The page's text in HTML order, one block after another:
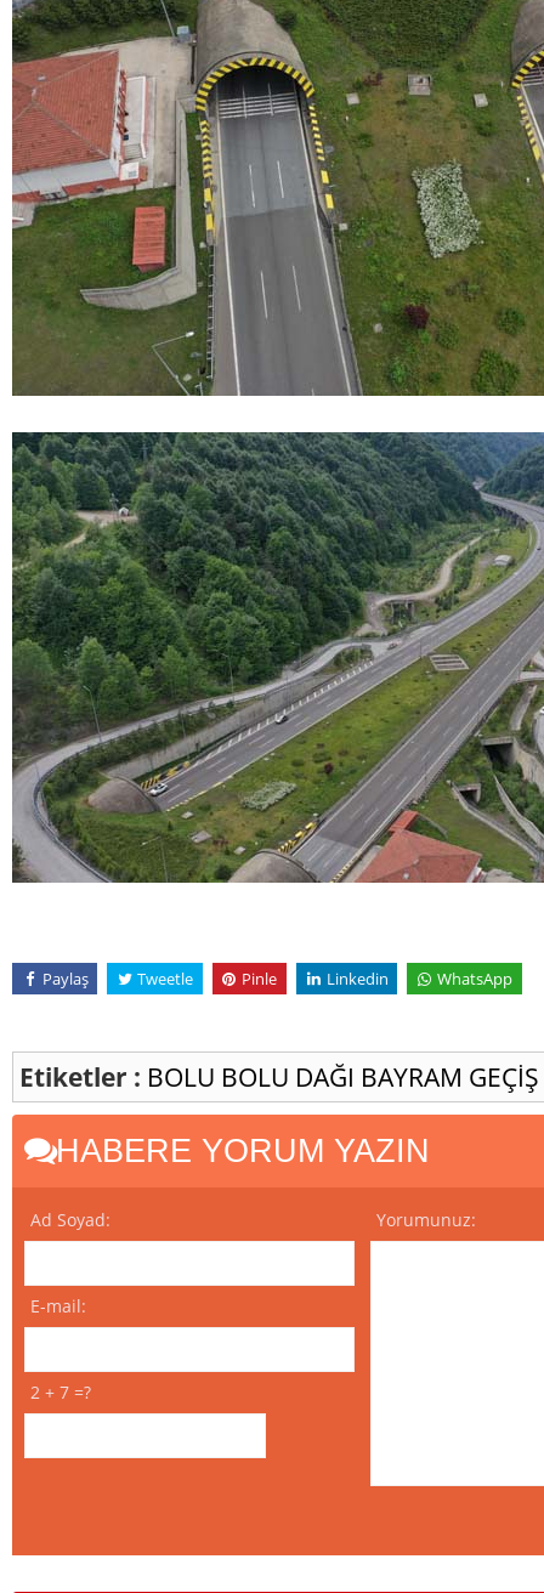
Paylaş Tweetle Pinle Linkedin WhatsApp
Etiketler : BOLU BOLU DAĞI BAYRAM GEÇİŞ
HABERE YORUM YAZIN
Ad Soyad:
E-mail:
2 + 7 =?
Yorumunuz: